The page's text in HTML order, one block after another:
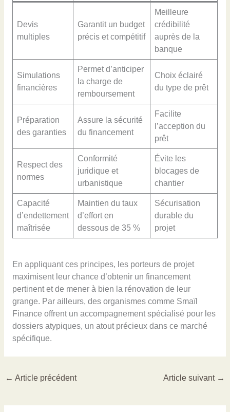
Devis
multiples
Garantit un budget
précis et compétitif
Meilleure
crédibilité
auprès de la
banque
Simulations
financières
Permet d’anticiper
la charge de
remboursement
Choix éclairé
du type de prêt
Préparation
des garanties
Assure la sécurité
du financement
Facilite
l’acception du
prêt
Respect des
normes
Conformité
juridique et
urbanistique
Évite les
blocages de
chantier
Capacité
d’endettement
maîtrisée
Maintien du taux
d’effort en
dessous de 35 %
Sécurisation
durable du
projet
En appliquant ces principes, les porteurs de projet
maximisent leur chance d’obtenir un financement
pertinent et de mener à bien la rénovation de leur
grange. Par ailleurs, des organismes comme Smaïl
Finance offrent un accompagnement spécialisé pour les
dossiers atypiques, un atout précieux dans ce marché
spécifique.
← Article précédent Article suivant →